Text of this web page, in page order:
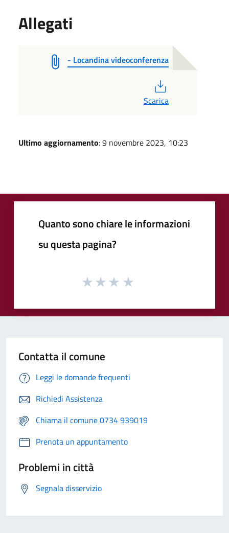
Allegati
- Locandina videoconferenza
Scarica
Ultimo aggiornamento: 9 novembre 2023, 10:23
Quanto sono chiare le informazioni
su questa pagina?
Contatta il comune
Leggi le domande frequenti
Richiedi Assistenza
Chiama il comune 0734 939019
Prenota un appuntamento
Problemi in città
Segnala disservizio